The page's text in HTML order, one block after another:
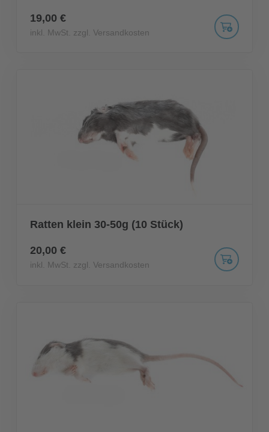
19,00 €
inkl. MwSt. zzgl. Versandkosten
Ratten klein 30-50g (10 Stück)
20,00 €
inkl. MwSt. zzgl. Versandkosten